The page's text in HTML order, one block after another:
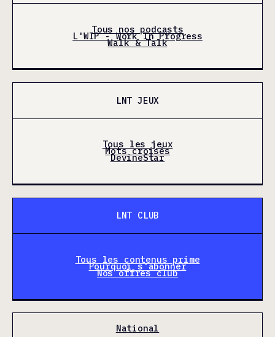
Tous nos podcasts
L'WIP - Work In Progress
Walk & Talk
LNT JEUX
Tous les jeux
Mots croisés
DevineStar
LNT CLUB
Tous les contenus prime
Pourquoi s'abonner
Nos offres club
National